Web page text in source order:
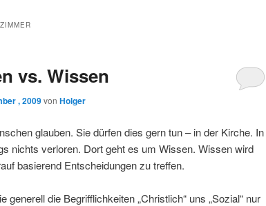
vs. Wissen
, 2009von Holger
glauben. Sie dürfen dies gern tun – in der Kirche. In
nichts verloren. Dort geht es um Wissen. Wissen wird
basierend Entscheidungen zu treffen.
generell die Begrifflichkeiten „Christlich“ uns „Sozial“ nur